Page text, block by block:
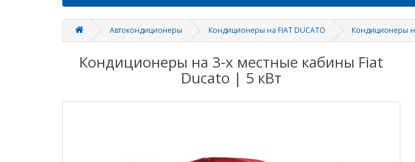
Автокондиционеры Кондиционеры на FIAT DUCATO Кондиционеры
Кондиционеры на 3-х местные кабины Fiat
Ducato | 5 кВт